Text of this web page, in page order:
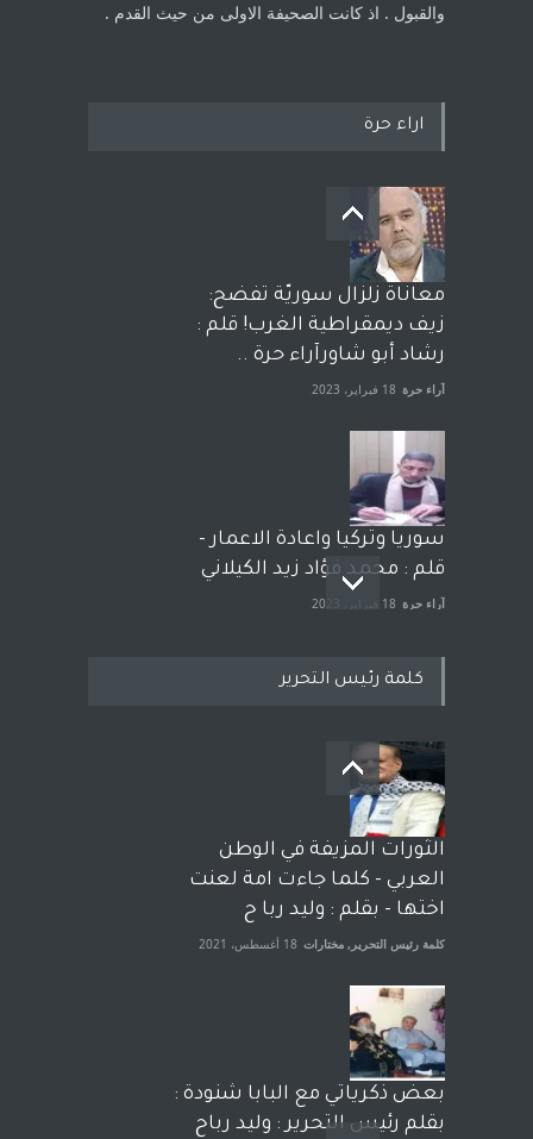
والقبول . اذ كانت ‏الصحيفة الاولى من حيث القدم . ‏
اراء حرة
معاناة زلزال سوريّة تفضح:
زيف ديمقراطية الغرب! قلم :
رشاد أبو شاورآراء حرة ..
آراء حرة 18 فبراير، 2023
سوريا وتركيا واعادة الاعمار -
قلم : محمد فؤاد زيد الكيلاني
آراء حرة 18 فبراير، 2023
بعد معارك قضائية طاحنة كتب
وترافع فيها بنفسه مرة اخرى..
الشيخ طارق يوسف يقهر
الحكومة الأمريكية ، فأعطوه
الجنسية عن يد وهم صاغرون،
آراء حرة مختارات 7 أبريل، 2023
كلمة رئيس التحرير
الثورات المزيفة في الوطن
العربي - كلما جاءت امة لعنت
اختها - بقلم : وليد ربا ح
كلمة رئيس التحرير , مختارات 18 أغسطس، 2021
بعض ذكرياتي مع البابا شنودة :
بقلم رئيس التحرير : وليد رباح